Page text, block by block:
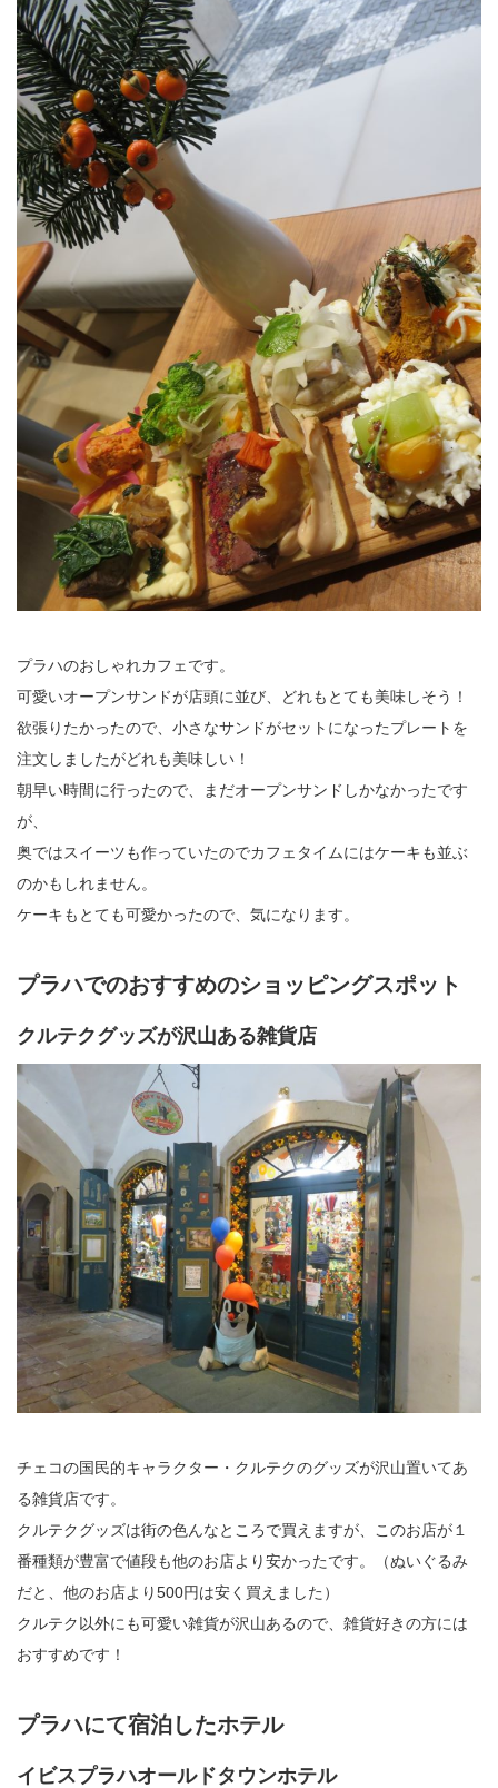
プラハのおしゃれカフェです。
可愛いオープンサンドが店頭に並び、どれもとても美味しそう！
欲張りたかったので、小さなサンドがセットになったプレートを
注文しましたがどれも美味しい！
朝早い時間に行ったので、まだオープンサンドしかなかったです
が、
奥ではスイーツも作っていたのでカフェタイムにはケーキも並ぶ
のかもしれません。
ケーキもとても可愛かったので、気になります。
プラハでのおすすめのショッピングスポット
クルテクグッズが沢山ある雑貨店
チェコの国民的キャラクター・クルテクのグッズが沢山置いてあ
る雑貨店です。
クルテクグッズは街の色んなところで買えますが、このお店が１
番種類が豊富で値段も他のお店より安かったです。（ぬいぐるみ
だと、他のお店より500円は安く買えました）
クルテク以外にも可愛い雑貨が沢山あるので、雑貨好きの方には
おすすめです！
プラハにて宿泊したホテル
イビスプラハオールドタウンホテル